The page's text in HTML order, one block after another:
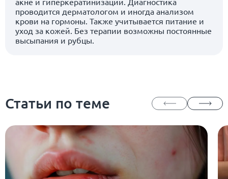
проводится дерматологом и иногда анализом
крови на гормоны. Также учитывается питание и
уход за кожей. Без терапии возможны постоянные
высыпания и рубцы.
Статьи по теме